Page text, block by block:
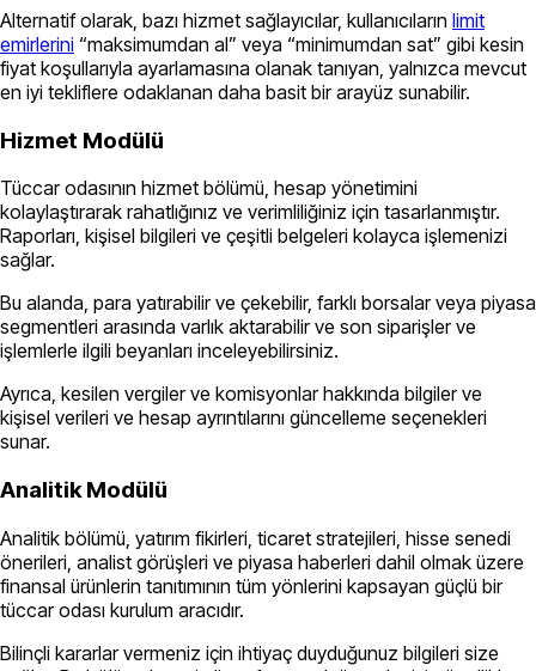
Alternatif olarak, bazı hizmet sağlayıcılar, kullanıcıların limit
emirlerini “maksimumdan al” veya “minimumdan sat” gibi kesin
fiyat koşullarıyla ayarlamasına olanak tanıyan, yalnızca mevcut
en iyi tekliflere odaklanan daha basit bir arayüz sunabilir.
Hizmet Modülü
Tüccar odasının hizmet bölümü, hesap yönetimini
kolaylaştırarak rahatlığınız ve verimliliğiniz için tasarlanmıştır.
Raporları, kişisel bilgileri ve çeşitli belgeleri kolayca işlemenizi
sağlar.
Bu alanda, para yatırabilir ve çekebilir, farklı borsalar veya piyasa
segmentleri arasında varlık aktarabilir ve son siparişler ve
işlemlerle ilgili beyanları inceleyebilirsiniz.
Ayrıca, kesilen vergiler ve komisyonlar hakkında bilgiler ve
kişisel verileri ve hesap ayrıntılarını güncelleme seçenekleri
sunar.
Analitik Modülü
Analitik bölümü, yatırım fikirleri, ticaret stratejileri, hisse senedi
önerileri, analist görüşleri ve piyasa haberleri dahil olmak üzere
finansal ürünlerin tanıtımının tüm yönlerini kapsayan güçlü bir
tüccar odası kurulum aracıdır.
Bilinçli kararlar vermeniz için ihtiyaç duyduğunuz bilgileri size